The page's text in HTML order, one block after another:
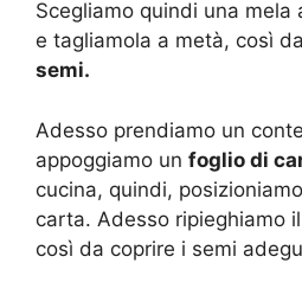
Scegliamo quindi una
e tagliamola a metà, così
semi.
Adesso prendiamo un
appoggiamo un foglio di
cucina, quindi,
carta. Adesso ripieghiamo
così da coprire i semi